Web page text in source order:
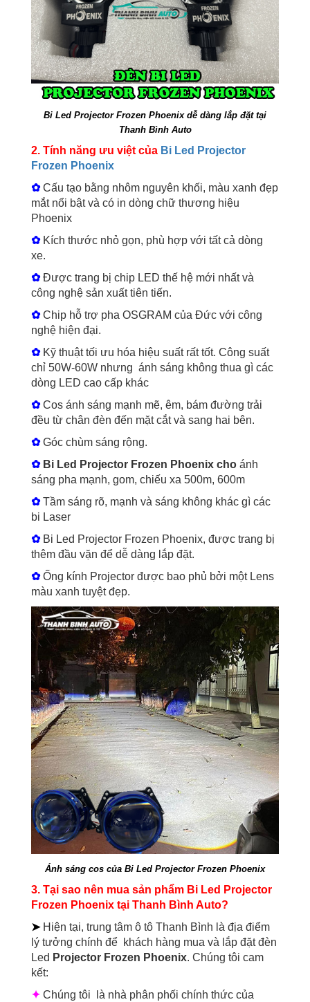
Bi Led Projector Frozen Phoenix dễ dàng lắp đặt tại
Thanh Bình Auto
2. Tính năng ưu việt của Bi Led Projector
Frozen Phoenix
✿ Cấu tạo bằng nhôm nguyên khối, màu xanh đẹp
mắt nổi bật và có in dòng chữ thương hiệu
Phoenix
✿Kích thước nhỏ gọn, phù hợp với tất cả dòng
xe.
✿Được trang bị chip LED thế hệ mới nhất và
công nghệ sản xuất tiên tiến.
✿Chip hỗ trợ pha OSGRAM của Đức với công
nghệ hiện đại.
✿Kỹ thuật tối ưu hóa hiệu suất rất tốt. Công suất
chỉ 50W-60W nhưng ánh sáng không thua gì các
dòng LED cao cấp khác
✿Cos ánh sáng mạnh mẽ, êm, bám đường trải
đều từ chân đèn đến mặt cắt và sang hai bên.
✿Góc chùm sáng rộng.
✿ Bi Led Projector Frozen Phoenix cho ánh
sáng pha mạnh, gom, chiếu xa 500m, 600m
✿Tầm sáng rõ, mạnh và sáng không khác gì các
bi Laser
✿Bi Led Projector Frozen Phoenix, được trang bị
thêm đầu vặn để dễ dàng lắp đặt.
✿Ống kính Projector được bao phủ bởi một Lens
màu xanh tuyệt đẹp.
Ánh sáng cos của Bi Led Projector Frozen Phoenix
3. Tại sao nên mua sản phẩm Bi Led Projector
Frozen Phoenix tại Thanh Bình Auto?
➤Hiện tại, trung tâm ô tô Thanh Bình là địa điểm
lý tưởng chính để khách hàng mua và lắp đặt đèn
Led Projector Frozen Phoenix. Chúng tôi cam
kết:
✦ Chúng tôi là nhà phân phối chính thức của